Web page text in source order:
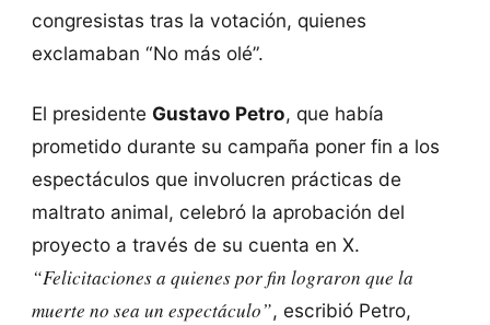
congresistas tras la votación, quienes
exclamaban “No más olé”.
El presidente Gustavo Petro, que había
prometido durante su campaña poner fin a los
espectáculos que involucren prácticas de
maltrato animal, celebró la aprobación del
proyecto a través de su cuenta en X.
“Felicitaciones a quienes por fin lograron que la
muerte no sea un espectáculo”, escribió Petro,